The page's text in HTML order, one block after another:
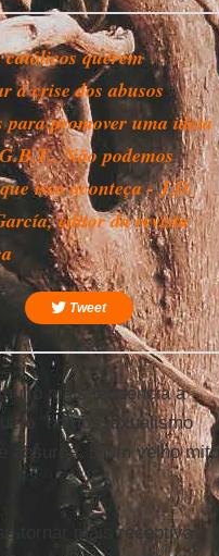
querem
a crise dos abusos
para promover uma ideia
Não podemos
isso aconteça - J.D.
editor da revista
Tweet
mais tendência a
o “homossexualismo
absurda. É um velho mito
tornar mais receptiva